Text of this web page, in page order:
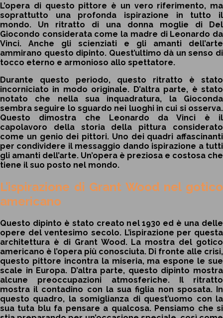
L’opera di questo pittore è un vero riferimento, ma
soprattutto una profonda ispirazione in tutto il
mondo. Un ritratto di una donna moglie di Del
Giocondo considerata come la madre di Leonardo da
Vinci. Anche gli scienziati e gli amanti dell’arte
ammirano questo dipinto. Quest’ultimo dà un senso di
tocco eterno e armonioso allo spettatore.
Durante questo periodo, questo ritratto è stato
incorniciato in modo originale. D’altra parte, è stato
notato che nella sua inquadratura, la Gioconda
sembra seguire lo sguardo nei luoghi in cui si osserva.
Questo dimostra che Leonardo da Vinci è il
capolavoro della storia della pittura considerato
come un genio dei pittori. Uno dei quadri affascinanti
per condividere il messaggio dando ispirazione a tutti
gli amanti dell’arte. Un’opera è preziosa e costosa che
tiene il suo posto nel mondo.
L’ispirazione di Grant Wood nel gotico
americano
Questo dipinto è stato creato nel 1930 ed è una delle
opere del ventesimo secolo. L’ispirazione per questa
architettura è di Grant Wood. La mostra del gotico
americano è l’opera più conosciuta. Di fronte alle crisi,
questo pittore incontra la miseria, ma espone le sue
scale in Europa. D’altra parte, questo dipinto mostra
alcune preoccupazioni atmosferiche. Il ritratto
mostra il contadino con la sua figlia non sposata. In
questo quadro, la somiglianza di quest’uomo con la
sua tuta blu fa pensare a qualcosa. Pensiamo che si